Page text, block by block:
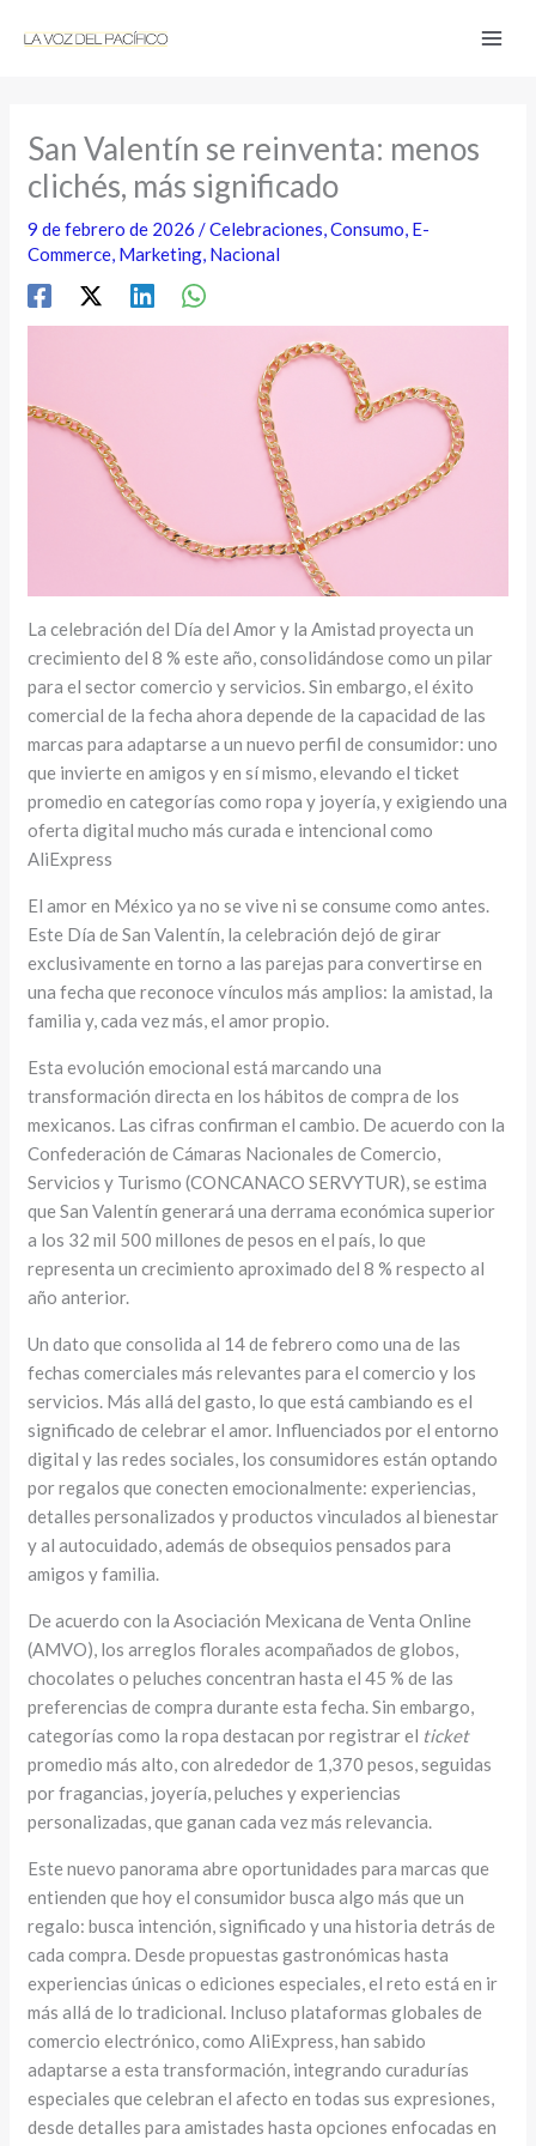
San Valentín se reinventa: menos
clichés, más significado
9 de febrero de 2026/Celebraciones,Consumo, E-
Commerce, Marketing, Nacional
La celebración del Día del Amor y la Amistad proyecta un
crecimiento del 8 % este año, consolidándose como un pilar
para el sector comercio y servicios. Sin embargo, el éxito
comercial de la fecha ahora depende de la capacidad de las
marcas para adaptarse a un nuevo perfil de consumidor: uno
que invierte en amigos y en sí mismo, elevando el ticket
promedio en categorías como ropa y joyería, y exigiendo una
oferta digital mucho más curada e intencional como
AliExpress
El amor en México ya no se vive ni se consume como antes.
Este Día de San Valentín, la celebración dejó de girar
exclusivamente en torno a las parejas para convertirse en
una fecha que reconoce vínculos más amplios: la amistad, la
familia y, cada vez más, el amor propio.
Esta evolución emocional está marcando una
transformación directa en los hábitos de compra de los
mexicanos. Las cifras confirman el cambio. De acuerdo con la
Confederación de Cámaras Nacionales de Comercio,
Servicios y Turismo (CONCANACO SERVYTUR), se estima
que San Valentín generará una derrama económica superior
a los 32 mil 500 millones de pesos en el país, lo que
representa un crecimiento aproximado del 8 % respecto al
año anterior.
Un dato que consolida al 14 de febrero como una de las
fechas comerciales más relevantes para el comercio y los
servicios. Más allá del gasto, lo que está cambiando es el
significado de celebrar el amor. Influenciados por el entorno
digital y las redes sociales, los consumidores están optando
por regalos que conecten emocionalmente: experiencias,
detalles personalizados y productos vinculados al bienestar
y al autocuidado, además de obsequios pensados para
amigos y familia.
De acuerdo con la Asociación Mexicana de Venta Online
(AMVO), los arreglos florales acompañados de globos,
chocolates o peluches concentran hasta el 45 % de las
preferencias de compra durante esta fecha. Sin embargo,
categorías como la ropa destacan por registrar el ticket
promedio más alto, con alrededor de 1,370 pesos, seguidas
por fragancias, joyería, peluches y experiencias
personalizadas, que ganan cada vez más relevancia.
Este nuevo panorama abre oportunidades para marcas que
entienden que hoy el consumidor busca algo más que un
regalo: busca intención, significado y una historia detrás de
cada compra. Desde propuestas gastronómicas hasta
experiencias únicas o ediciones especiales, el reto está en ir
más allá de lo tradicional. Incluso plataformas globales de
comercio electrónico, como AliExpress, han sabido
adaptarse a esta transformación, integrando curadurías
especiales que celebran el afecto en todas sus expresiones,
desde detalles para amistades hasta opciones enfocadas en